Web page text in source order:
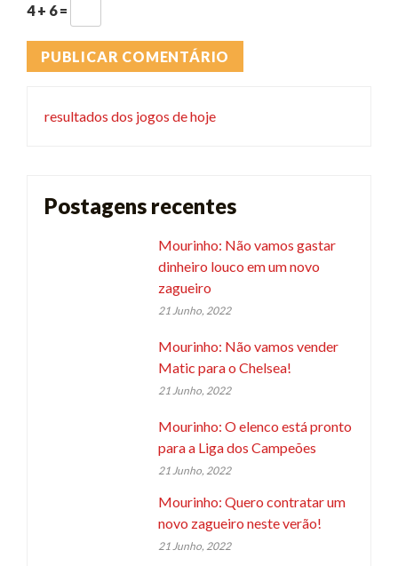
4 + 6 =
resultados dos jogos de hoje
Postagens recentes
Mourinho: Não vamos gastar
dinheiro louco em um novo
zagueiro
21 Junho, 2022
Mourinho: Não vamos vender
Matic para o Chelsea!
21 Junho, 2022
Mourinho: O elenco está pronto
para a Liga dos Campeões
21 Junho, 2022
Mourinho: Quero contratar um
novo zagueiro neste verão!
21 Junho, 2022